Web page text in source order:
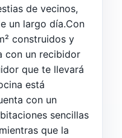
de vecinos,
un largo día.Con
construidos y
con un recibidor
que te llevará
está
con un
sencillas
que la